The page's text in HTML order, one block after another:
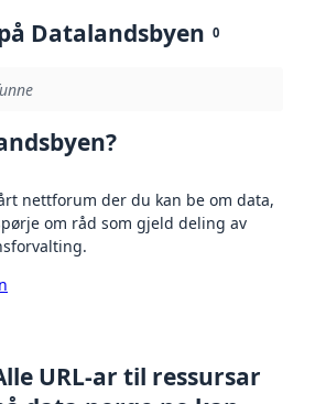
Datalandsbyen 0
nettforum der du kan be om data,
om råd som gjeld deling av
URL-ar til ressursar